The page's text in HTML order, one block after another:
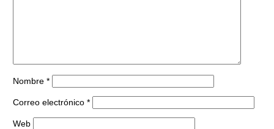
Nombre *
Correo electrónico *
Web